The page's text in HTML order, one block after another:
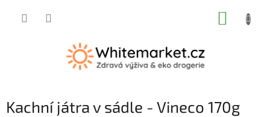
Kachní játra v sádle - Vineco 170g